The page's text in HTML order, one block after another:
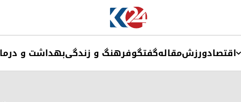
اقتصادورزشمقالهگفتگوفرهنگ و زندگیبهداشت و